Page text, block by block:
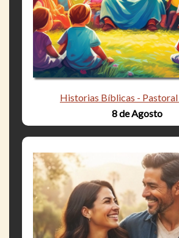
Historias Bíblicas -
8 de Agosto